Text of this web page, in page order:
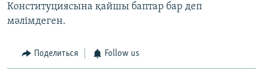
Конституциясына қайшы баптар бар деп
мәлімдеген.
Поделиться Follow us